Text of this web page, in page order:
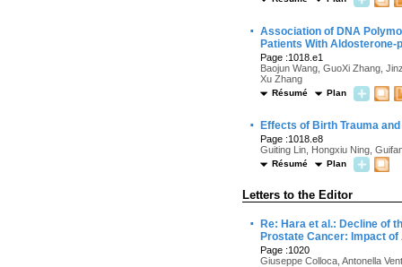
· Association of DNA
Patients With
Page :1018.e1
Baojun Wang, GuoXi Zhang,
Xu Zhang
Résumé Plan
· Effects of Birth Trauma
Page :1018.e8
Guiting Lin, Hongxiu Ning,
Résumé Plan
Letters to the Editor
·
Re: Hara et al.: Decline of
Prostate Cancer: Impact
Page :1020
Giuseppe Colloca, Antonella